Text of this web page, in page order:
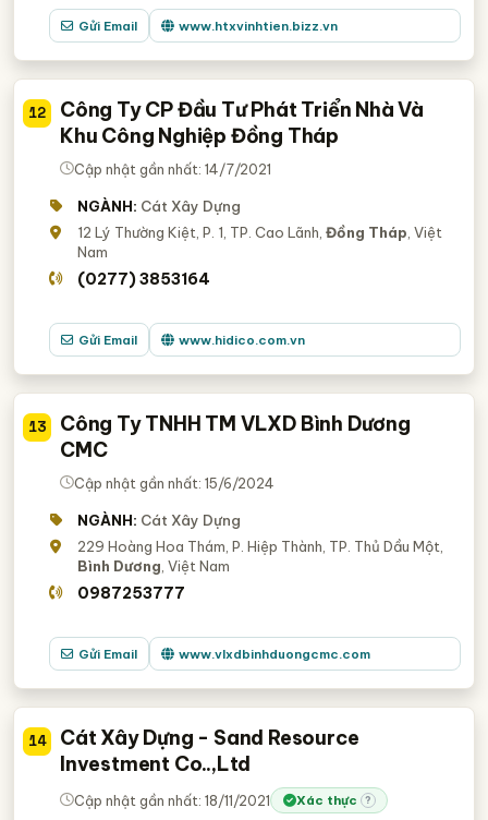
Gửi Email www.htxvinhtien.bizz.vn
12
Công Ty CP Đầu Tư Phát Triển Nhà Và
Khu Công Nghiệp Đồng Tháp
Cập nhật gần nhất: 14/7/2021
NGÀNH: Cát Xây Dựng
12 Lý Thường Kiệt, P. 1, TP. Cao Lãnh,Đồng Tháp , Việt
Nam
(0277) 3853164
Gửi Email www.hidico.com.vn
13
Công Ty TNHH TM VLXD Bình Dương
CMC
Cập nhật gần nhất: 15/6/2024
NGÀNH: Cát Xây Dựng
229 Hoàng Hoa Thám, P. Hiệp Thành, TP. Thủ Dầu Một,
Bình Dương , Việt Nam
0987253777
Gửi Email www.vlxdbinhduongcmc.com
14
Cát Xây Dựng - Sand Resource
Investment Co..,Ltd
Cập nhật gần nhất: 18/11/2021 Xác thực ?